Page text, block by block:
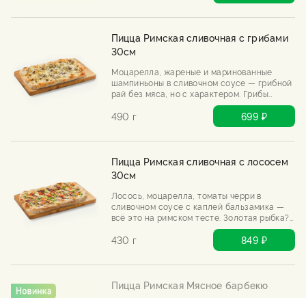
Пицца Римская Мясное барбекю
Пицца Римская сливочная с грибами
30см
Моцарелла, жареные и маринованные
шампиньоны в сливочном соусе — грибной
рай без мяса, но с характером. Грибы
спорят друг с другом, а выигрываешь ты.
Подается с трюфельным маслом.
490 г 699 ₽
Пицца Римская сливочная с лососем
30см
Лосось, моцарелла, томаты черри в
сливочном соусе с каплей бальзамика —
всё это на римском тесте. Золотая рыбка?
430 г 849 ₽